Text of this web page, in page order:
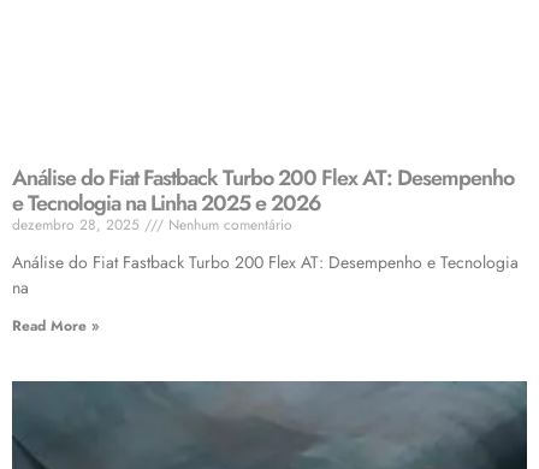
Análise do Fiat Fastback Turbo 200 Flex AT: Desempenho
e Tecnologia na Linha 2025 e 2026
dezembro 28, 2025 Nenhum comentário
Análise do Fiat Fastback Turbo 200 Flex AT: Desempenho e Tecnologia
na
Read More »